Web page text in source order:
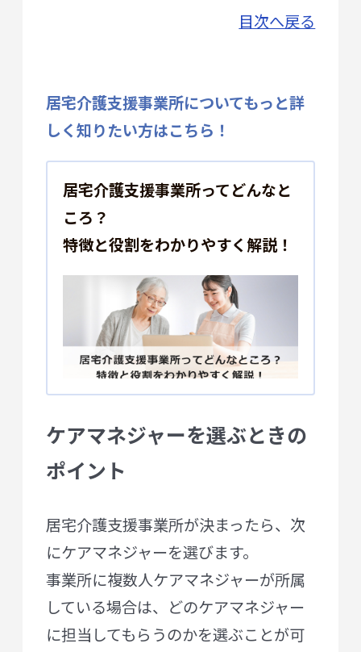
目次へ戻る
居宅介護支援事業所についてもっと詳
しく知りたい方はこちら！
居宅介護支援事業所ってどんなと
ころ？
特徴と役割をわかりやすく解説！
ケアマネジャーを選ぶときの
ポイント
居宅介護支援事業所が決まったら、次
にケアマネジャーを選びます。
事業所に複数人ケアマネジャーが所属
している場合は、どのケアマネジャー
に担当してもらうのかを選ぶことが可